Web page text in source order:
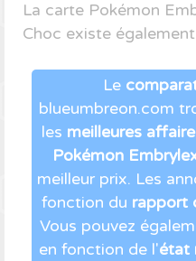
La carte Pokémon
Choc existe
Le
blueumbreon.com
les meilleures
Pokémon
meilleur prix. Les
fonction du rapport
Vous pouvez
en fonction de l'état